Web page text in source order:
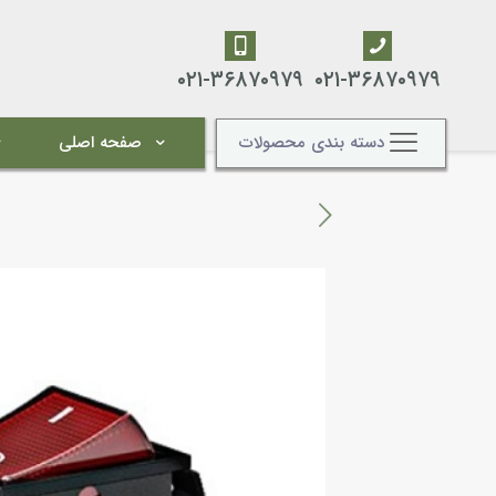
۰۲۱-۳۶۸۷۰۹۷۹ ۰۲۱-۳۶۸۷۰۹۷۹
دسته بندی محصولات صفحه اصلی